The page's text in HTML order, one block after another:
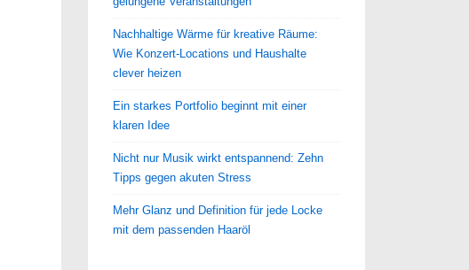
Nachhaltige Wärme für kreative Räume:
Wie Konzert-Locations und Haushalte
clever heizen
Ein starkes Portfolio beginnt mit einer
klaren Idee
Nicht nur Musik wirkt entspannend: Zehn
Tipps gegen akuten Stress
Mehr Glanz und Definition für jede Locke
mit dem passenden Haaröl